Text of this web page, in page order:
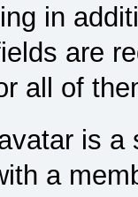
in
are
all of
is a
a